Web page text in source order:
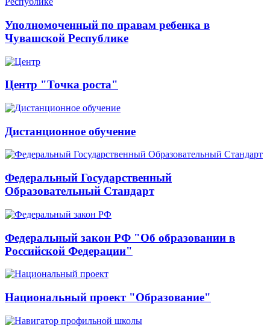
Уполномоченный по правам ребенка в
Чувашской Республике
Центр "Точка роста"
Дистанционное обучение
Федеральный Государственный
Образовательный Стандарт
Федеральный закон РФ "Об образовании в
Российской Федерации"
Национальный проект "Образование"